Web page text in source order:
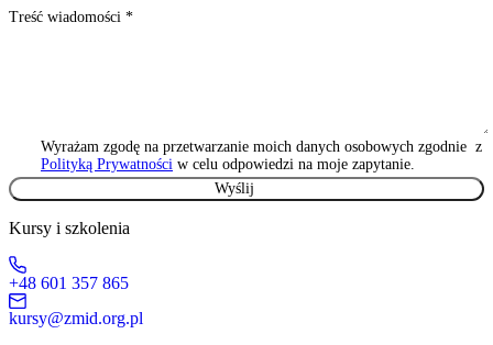
Treść wiadomości *
Wyrażam zgodę na przetwarzanie moich danych osobowych zgodnie z
Polityką Prywatności w celu odpowiedzi na moje zapytanie.
Kursy i szkolenia
+48 601 357 865
kursy@zmid.org.pl